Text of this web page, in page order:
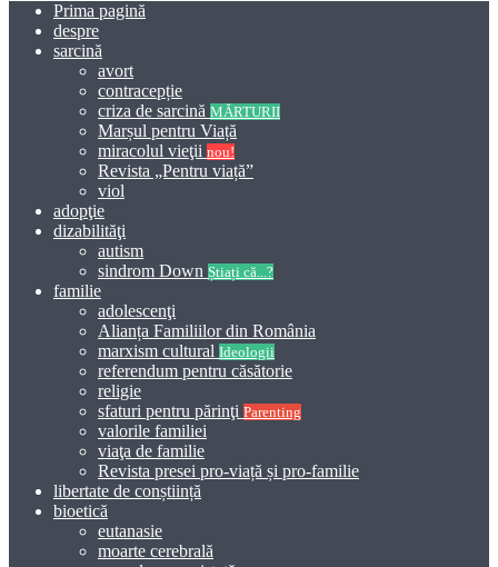
Prima pagină
despre
sarcină
avort
contracepție
criza de sarcină MĂRTURII
Marșul pentru Viață
miracolul vieţii nou!
Revista „Pentru viață”
viol
adopţie
dizabilităţi
autism
sindrom Down Știați că...?
familie
adolescenţi
Alianța Familiilor din România
marxism cultural Ideologii
referendum pentru căsătorie
religie
sfaturi pentru părinţi Parenting
valorile familiei
viaţa de familie
Revista presei pro-viață și pro-familie
libertate de conștiință
bioetică
eutanasie
moarte cerebrală